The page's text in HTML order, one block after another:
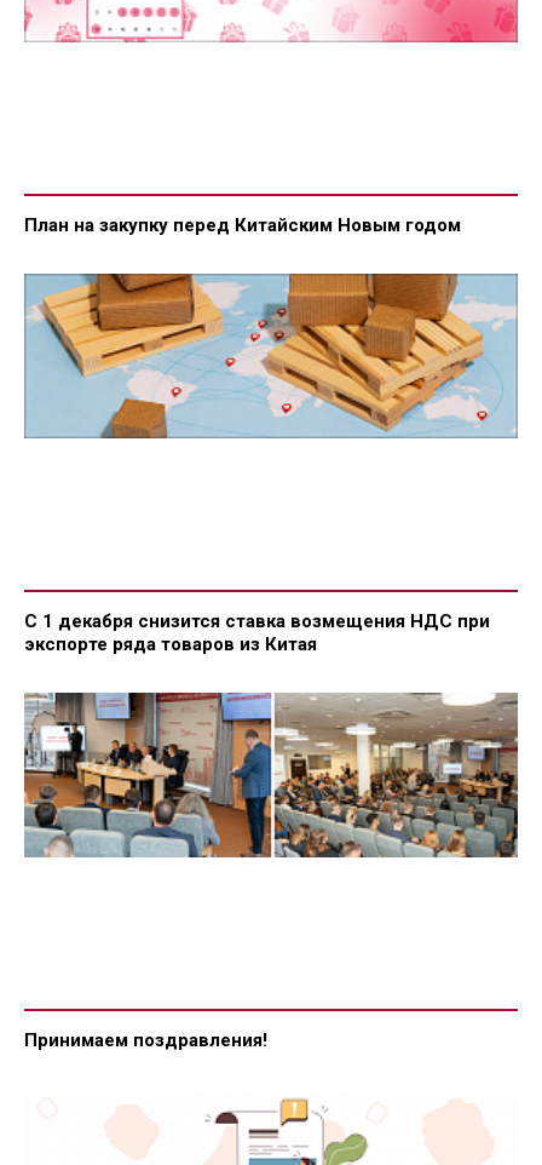
План на закупку перед Китайским Новым годом
С 1 декабря снизится ставка возмещения НДС при
экспорте ряда товаров из Китая
Принимаем поздравления!